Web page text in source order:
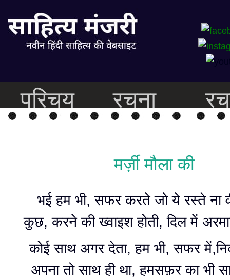
परिचय रचना
मर्ज़ी मौला की
भई हम भी, सफर करते जो ये रस्ते ना
कुछ, करने की ख्वाइश होती, दिल में
कोई साथ अगर देता, हम भी, सफर
अपना तो साथ ही था, हमसफ़र का भी